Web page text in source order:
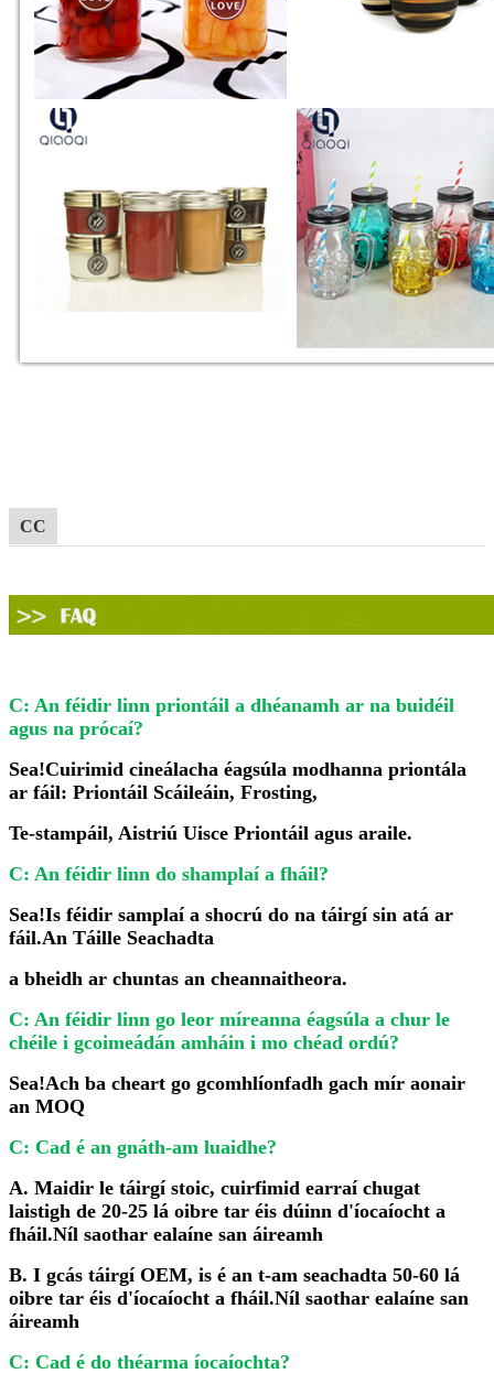
CC
C: An féidir linn priontáil a dhéanamh ar na buidéil
agus na prócaí?
Sea!Cuirimid cineálacha éagsúla modhanna priontála
ar fáil: Priontáil Scáileáin, Frosting,
Te-stampáil, Aistriú Uisce Priontáil agus araile.
C: An féidir linn do shamplaí a fháil?
Sea!Is féidir samplaí a shocrú do na táirgí sin atá ar
fáil.An Táille Seachadta
a bheidh ar chuntas an cheannaitheora.
C: An féidir linn go leor míreanna éagsúla a chur le
chéile i gcoimeádán amháin i mo chéad ordú?
Sea!Ach ba cheart go gcomhlíonfadh gach mír aonair
an MOQ
C: Cad é an gnáth-am luaidhe?
A. Maidir le táirgí stoic, cuirfimid earraí chugat
laistigh de 20-25 lá oibre tar éis dúinn d'íocaíocht a
fháil.Níl saothar ealaíne san áireamh
B. I gcás táirgí OEM, is é an t-am seachadta 50-60 lá
oibre tar éis d'íocaíocht a fháil.Níl saothar ealaíne san
áireamh
C: Cad é do théarma íocaíochta?